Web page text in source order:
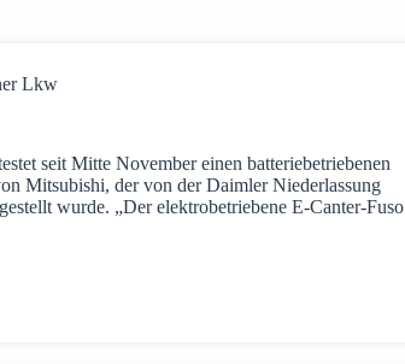
Lkw
seit Mitte November einen batteriebetriebenen
Mitsubishi, der von der Daimler Niederlassung
wurde. „Der elektrobetriebene E-Canter-Fuso